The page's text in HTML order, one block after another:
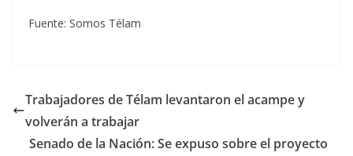
Fuente: Somos Télam
Trabajadores de Télam levantaron el acampe y
volverán a trabajar
Senado de la Nación: Se expuso sobre el proyecto